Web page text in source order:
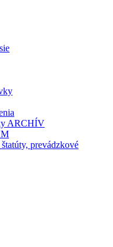
ARCHÍV
prevádzkové